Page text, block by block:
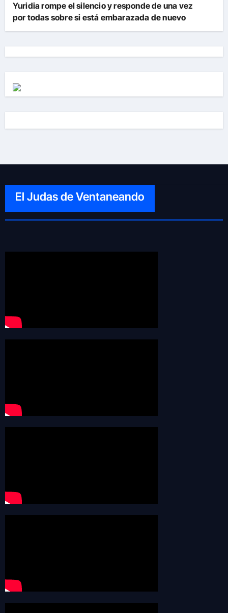
Yuridia rompe el silencio y responde de una vez
por todas sobre si está embarazada de nuevo
El Judas de Ventaneando